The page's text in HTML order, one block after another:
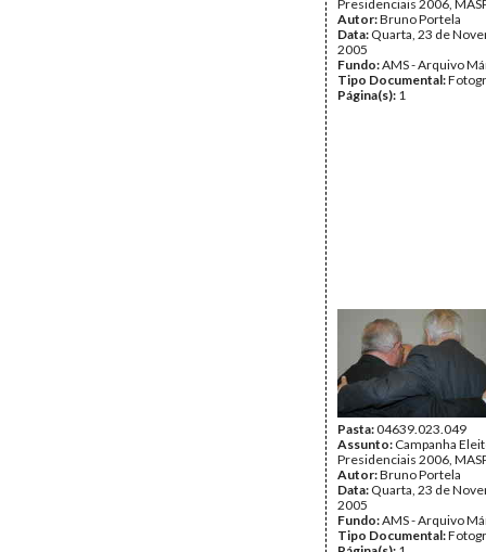
Presidenciais 2006,
Autor:Bruno Portela
Data: Quarta, 23 de
2005
Fundo:AMS - Arquivo
Tipo Documental:
Página(s): 1
Pasta:04639.023.049
Assunto: Campanha
Presidenciais 2006,
Autor:Bruno Portela
Data: Quarta, 23 de
2005
Fundo:AMS - Arquivo
Tipo Documental: